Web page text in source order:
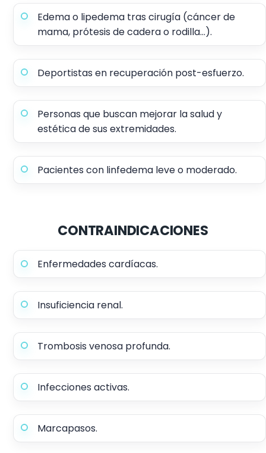
Edema o lipedema tras cirugía (cáncer de
mama, prótesis de cadera o rodilla…).
Deportistas en recuperación post-esfuerzo.
Personas que buscan mejorar la salud y
estética de sus extremidades.
Pacientes con linfedema leve o moderado.
CONTRAINDICACIONES
Enfermedades cardíacas.
Insuficiencia renal.
Trombosis venosa profunda.
Infecciones activas.
Marcapasos.